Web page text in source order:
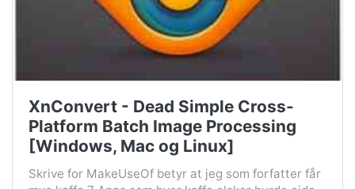
XnConvert - Dead Simple Cross-
Platform Batch Image Processing
[Windows, Mac og Linux]
Skrive for MakeUseOf betyr at jeg som forfatter får